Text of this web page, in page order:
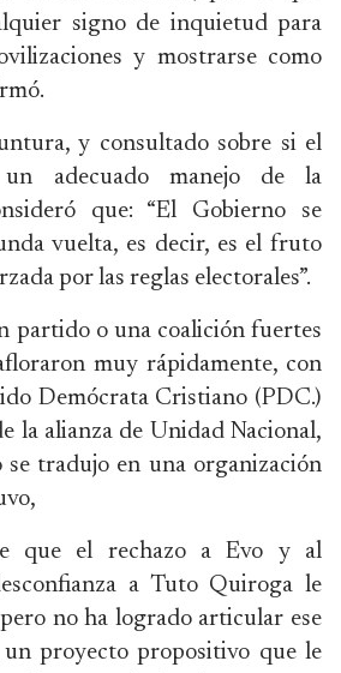
signo de inquietud para
y mostrarse como
y consultado sobre si el
adecuado manejo de la
que: “El Gobierno se
vuelta, es decir, es el fruto
por las reglas electorales”.
partido o una coalición fuertes
muy rápidamente, con
Demócrata Cristiano (PDC.)
la alianza de Unidad Nacional,
se tradujo en una organización
que el rechazo a Evo y al
a Tuto Quiroga le
no ha logrado articular ese
un proyecto propositivo que le